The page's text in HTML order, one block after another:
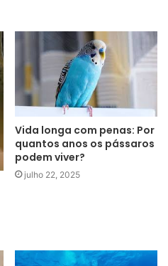
Vida longa com penas: Por
quantos anos os pássaros
podem viver?
julho 22, 2025